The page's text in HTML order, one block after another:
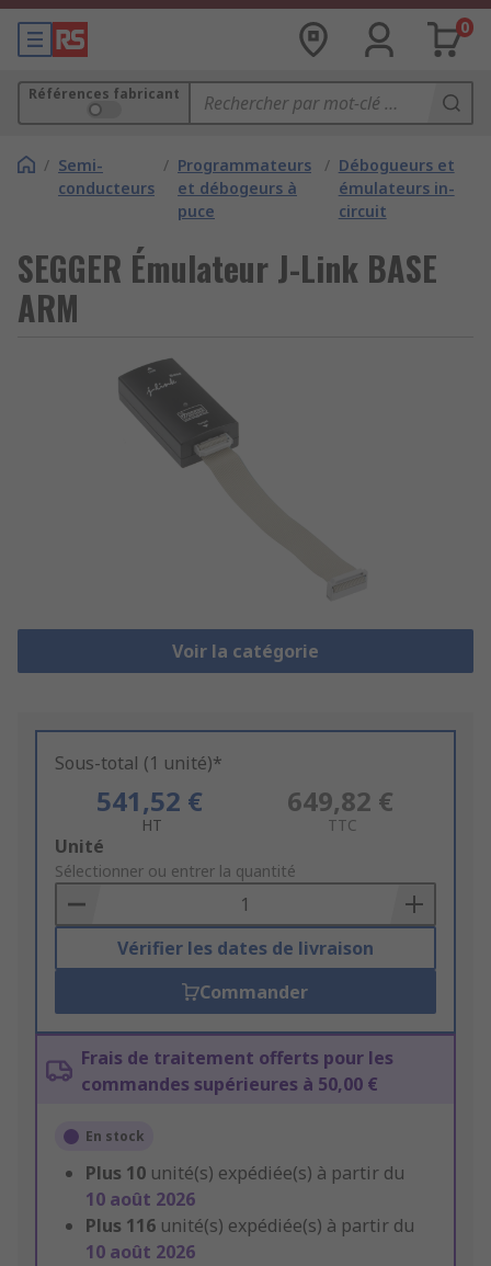
0
Références fabricant
/ Semi-
conducteurs
/ Programmateurs
et débogeurs à
puce
/ Débogueurs et
émulateurs in-
circuit
SEGGER Émulateur J-Link BASE
ARM
Voir la catégorie
Sous-total (1 unité)*
541,52 €
HT
649,82 €
TTC
Add
to
Basket
Unité
Sélectionner ou entrer la quantité
Vérifier les dates de livraison
Commander
Frais de traitement offerts pour les
commandes supérieures à 50,00 €
En stock
Plus 10 unité(s) expédiée(s) à partir du
10 août 2026
Plus 116 unité(s) expédiée(s) à partir du
10 août 2026